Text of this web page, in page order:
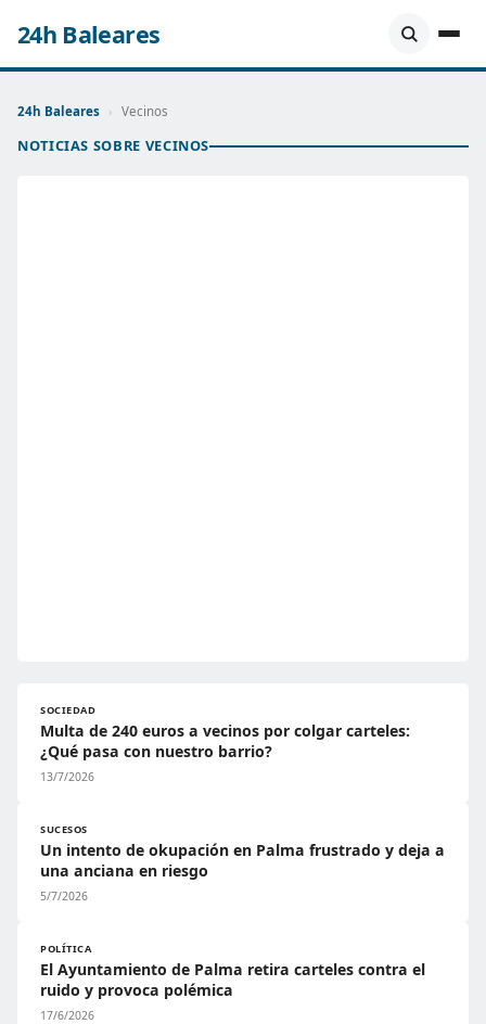
24h Baleares
24h Baleares › Vecinos
NOTICIAS SOBRE VECINOS
SOCIEDAD
Multa de 240 euros a vecinos por colgar carteles:
¿Qué pasa con nuestro barrio?
13/7/2026
SUCESOS
Un intento de okupación en Palma frustrado y deja a
una anciana en riesgo
5/7/2026
POLÍTICA
El Ayuntamiento de Palma retira carteles contra el
ruido y provoca polémica
17/6/2026